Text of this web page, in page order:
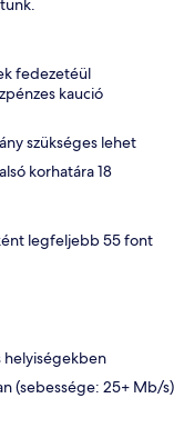
fedezetéül
kaució
szükséges lehet
korhatára 18
legfeljebb 55 font
helyiségekben
(sebessége: 25+ Mb/s)